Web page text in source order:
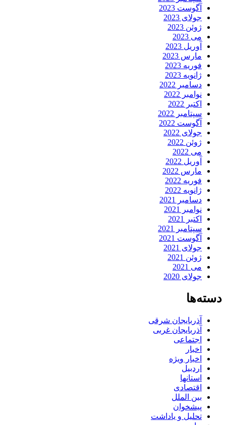
آگوست 2023
جولای 2023
ژوئن 2023
می 2023
آوریل 2023
مارس 2023
فوریه 2023
ژانویه 2023
دسامبر 2022
نوامبر 2022
اکتبر 2022
سپتامبر 2022
آگوست 2022
جولای 2022
ژوئن 2022
می 2022
آوریل 2022
مارس 2022
فوریه 2022
ژانویه 2022
دسامبر 2021
نوامبر 2021
اکتبر 2021
سپتامبر 2021
آگوست 2021
جولای 2021
ژوئن 2021
می 2021
جولای 2020
دسته‌ها
آذربایجان شرقی
آذربایجان غربی
اجتماعی
اخبار
اخبار ویژه
اردبیل
استانها
اقتصادی
بین الملل
پیشخوان
تحلیل و یاداشت